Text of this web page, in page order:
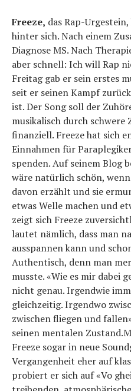
Freeze, das Rap-
hinter sich. Nach einem
Diagnose MS. Nach
aber schnell: Ich will Rap
Freitag gab er sein erstes
seit er seinen Kampf
ist. Der Song soll der
musikalisch durch
finanziell. Freeze hat sich
Einnahmen für
spenden. Auf seinem Blog
wäre natürlich schön,
davon erzählt und sie
etwas Welle machen und
zeigt sich Freeze
lautet nämlich, dass man
ausspannen kann und
Authentisch, denn man
musste. «Wie es mir dabei
nicht genau. Irgendwie
gleichzeitig. Irgendwo
zwischen fliegen und
seinen mentalen
Freeze sogar in neue
Vergangenheit eher auf
probiert er sich auf «Vo